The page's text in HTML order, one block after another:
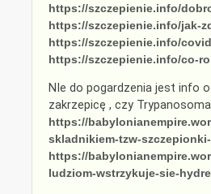
https://szczepienie.info/
https://szczepienie.info/jak-
https://szczepienie.info/
https://szczepienie.info/co-
NIe do pogardzenia jest info
zakrzepicę , czy
https://
skladnikiem-tzw-
https://
ludziom-wstrzykuje-sie-